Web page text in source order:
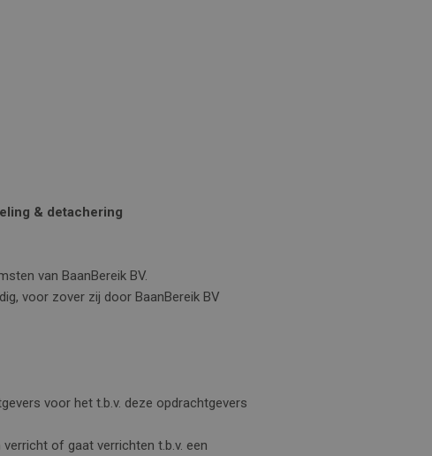
& detachering
van BaanBereik BV.
voor zover zij door BaanBereik BV
voor het t.b.v. deze opdrachtgevers
of gaat verrichten t.b.v. een